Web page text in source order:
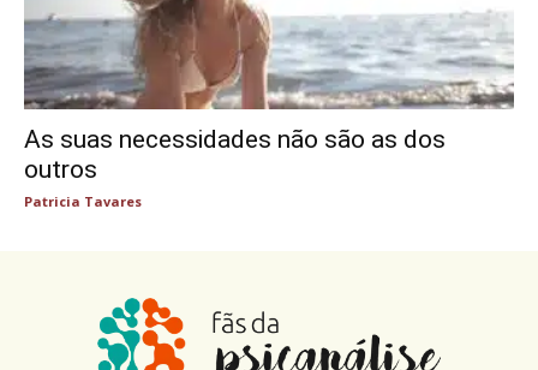
As suas necessidades não são as dos
outros
Patricia Tavares